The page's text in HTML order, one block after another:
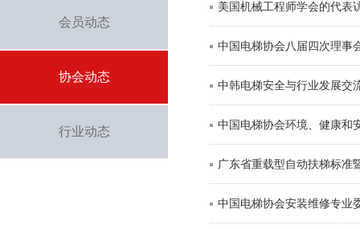
会员动态
协会动态
行业动态
美国机械工程师学会的代表
中国电梯协会八届四次理事
中韩电梯安全与行业发展交
中国电梯协会环境、健康和
广东省重载型自动扶梯标准
中国电梯协会安装维修专业